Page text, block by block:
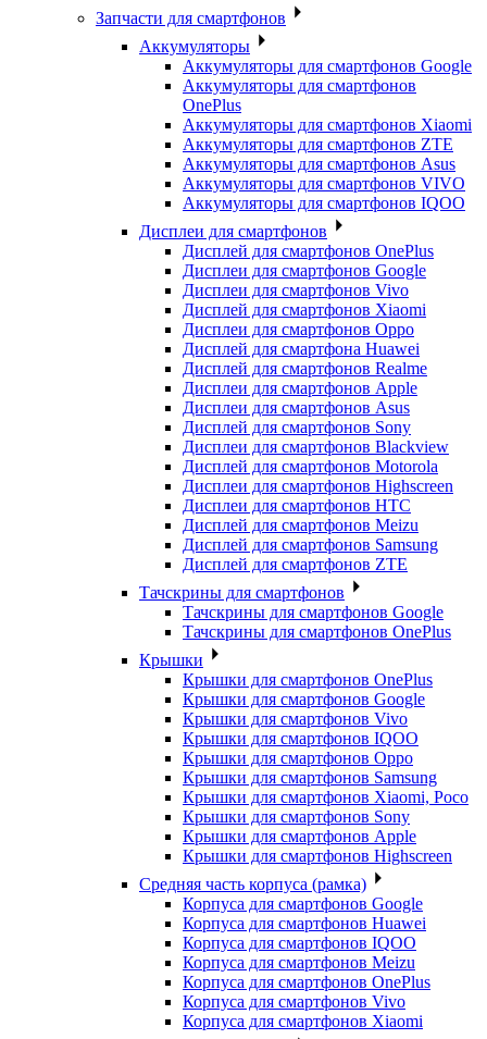
Запчасти для смартфонов
Аккумуляторы
Аккумуляторы для смартфонов Google
Аккумуляторы для смартфонов
OnePlus
Аккумуляторы для смартфонов Xiaomi
Аккумуляторы для смартфонов ZTE
Аккумуляторы для cмартфонов Asus
Аккумуляторы для смартфонов VIVO
Аккумуляторы для смартфонов IQOO
Дисплеи для смартфонов
Дисплей для смартфонов OnePlus
Дисплеи для смартфонов Google
Дисплеи для смартфонов Vivo
Дисплей для смартфонов Xiaomi
Дисплеи для смартфонов Oppo
Дисплей для смартфона Huawei
Дисплей для смартфонов Realme
Дисплеи для смартфонов Apple
Дисплеи для смартфонов Asus
Дисплей для смартфонов Sony
Дисплеи для смартфонов Blackview
Дисплей для смартфонов Motorola
Дисплеи для смартфонов Highscreen
Дисплеи для смартфонов HTC
Дисплей для смартфонов Meizu
Дисплей для смартфонов Samsung
Дисплей для смартфонов ZTE
Тачскрины для смартфонов
Тачскрины для смартфонов Google
Тачскрины для смартфонов OnePlus
Крышки
Крышки для смартфонов OnePlus
Крышки для смартфонов Google
Крышки для смартфонов Vivo
Крышки для смартфонов IQOO
Крышки для смартфонов Oppo
Крышки для смартфонов Samsung
Крышки для смартфонов Xiaomi, Poco
Крышки для смартфонов Sony
Крышки для смартфонов Apple
Крышки для смартфонов Highscreen
Средняя часть корпуса (рамка)
Корпуса для смартфонов Google
Корпуса для смартфонов Huawei
Корпуса для смартфонов IQOO
Корпуса для смартфонов Meizu
Корпуса для смартфонов OnePlus
Корпуса для смартфонов Vivo
Корпуса для смартфонов Xiaomi